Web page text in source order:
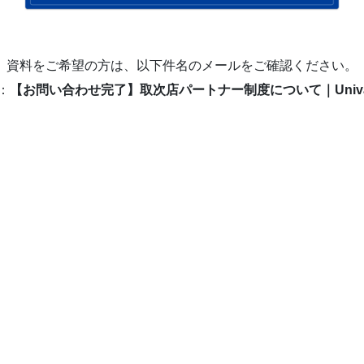
資料をご希望の方は、以下件名のメールをご確認ください。
【お問い合わせ完了】取次店パートナー制度について｜